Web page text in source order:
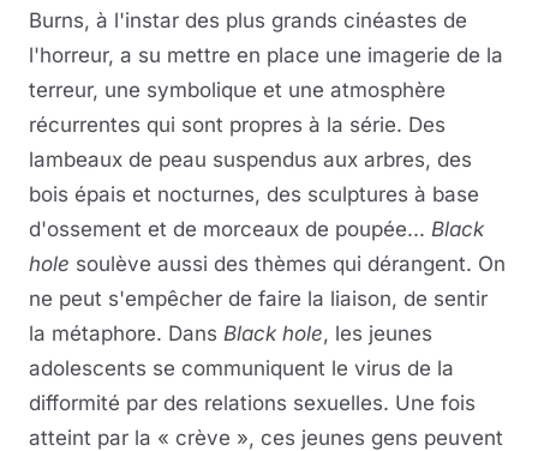
Burns, à l'instar des plus grands cinéastes de
l'horreur, a su mettre en place une imagerie de la
terreur, une symbolique et une atmosphère
récurrentes qui sont propres à la série. Des
lambeaux de peau suspendus aux arbres, des
bois épais et nocturnes, des sculptures à base
d'ossement et de morceaux de poupée... Black
hole soulève aussi des thèmes qui dérangent. On
ne peut s'empêcher de faire la liaison, de sentir
la métaphore. Dans Black hole, les jeunes
adolescents se communiquent le virus de la
difformité par des relations sexuelles. Une fois
atteint par la « crève », ces jeunes gens peuvent